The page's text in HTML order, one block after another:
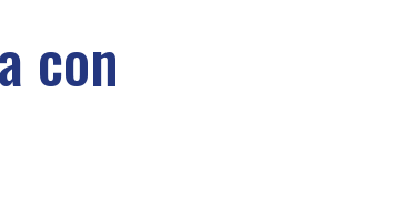
con